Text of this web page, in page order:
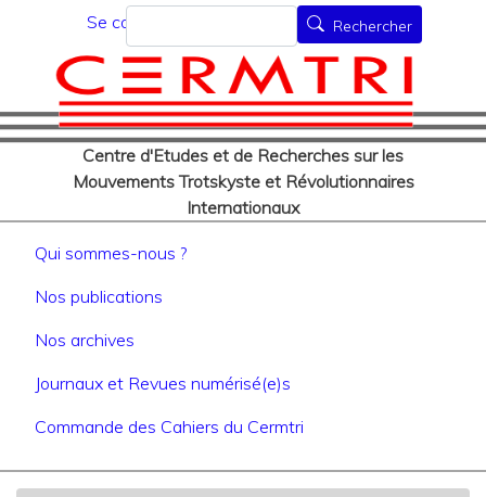
au
contenu
principal
Menu du compte de
Se connecter
Centre d'Etudes et de Recherches sur les
Mouvements Trotskyste et Révolutionnaires
Internationaux
Rechercher Rechercher
Navigation principale
Qui sommes-nous ?
Nos publications
Nos archives
Journaux et Revues numérisé(e)s
Commande des Cahiers du Cermtri